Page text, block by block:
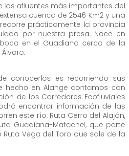
los afluentes más importantes del
cuenca de 2546 Km2 y una
prácticamente la provincia
por nuestra presa. Nace en
en el Guadiana cerca de la
conocerlos es recorriendo sus
hecho en Alange contamos con
de los Corredores Ecofluviales
encontrar información de las
este río. Ruta Cerro del Alajón,
Guadiana-Matachel, que parte
Ruta Vega del Toro que sale de la